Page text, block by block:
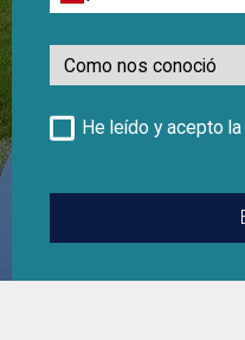
Como
nos
He leído y acepto la